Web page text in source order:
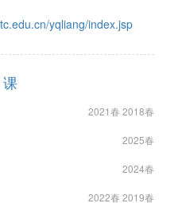
yqliang/index.jsp
2021春 2018春
2025春
2024春
2022春 2019春